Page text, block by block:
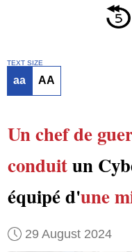
TEXT SIZE
aa AA
Un chef de
conduitun
équipé d'une
29 August 2024